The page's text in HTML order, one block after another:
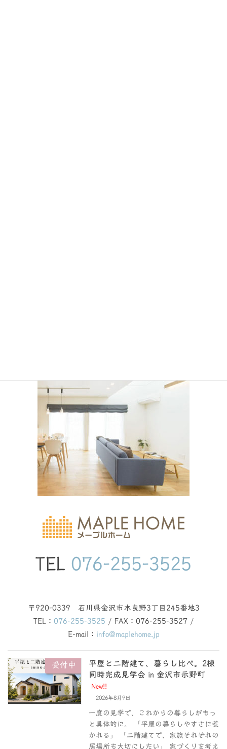
TEL 076-255-3525
〒920-0339 石川県金沢市木曳野3丁目245番地3
TEL： 076-255-3525 / FAX：076-255-3527 /
E-mail： info@maplehome.jp
受付中
平屋と二階建て、暮らし比べ。2棟
同時完成見学会 in 金沢市示野町
New!!
2026年8月9日
一度の見学で、これからの暮らしがもっ
と具体的に。 「平屋の暮らしやすさに惹
かれる」 「二階建てで、家族それぞれの
居場所も大切にしたい」 家づくりを考え